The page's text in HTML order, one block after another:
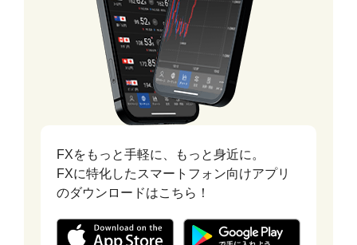
FXをもっと手軽に、もっと身近に。
FXに特化したスマートフォン向けアプリ
のダウンロードはこちら！